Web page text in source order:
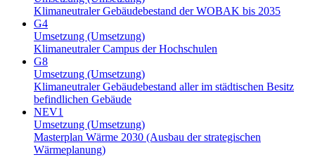
Klimaneutraler Gebäudebestand der WOBAK bis 2035
G4
Umsetzung (Umsetzung)
Klimaneutraler Campus der Hochschulen
G8
Umsetzung (Umsetzung)
Klimaneutraler Gebäudebestand aller im städtischen Besitz
befindlichen Gebäude
NEV1
Umsetzung (Umsetzung)
Masterplan Wärme 2030 (Ausbau der strategischen
Wärmeplanung)